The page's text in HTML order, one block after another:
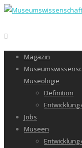
Magazin
Museologie
Definition
Jobs
Museen